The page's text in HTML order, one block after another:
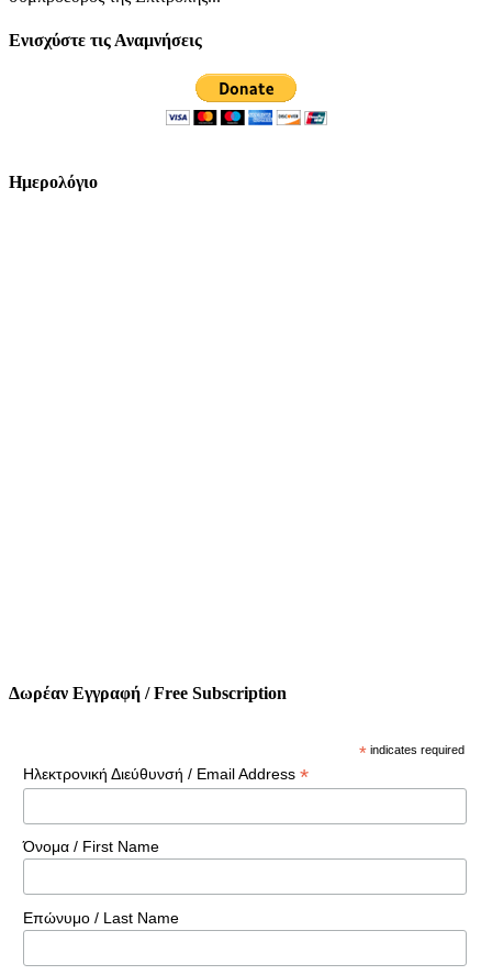
Ενισχύστε τις Αναμνήσεις
Ημερολόγιο
Δωρέαν Εγγραφή / Free Subscription
* indicates required
Ηλεκτρονική Διεύθυνσή / Email Address *
Όνομα / First Name
Επώνυμο / Last Name